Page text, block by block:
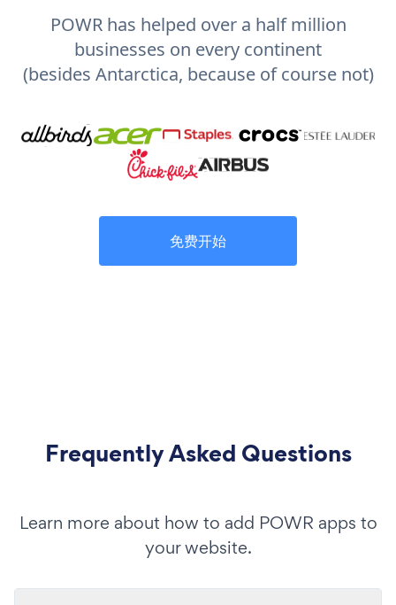
POWR has helped over a half million
businesses on every continent
(besides Antarctica, because of course not)
免费开始
Frequently Asked Questions
Learn more about how to add POWR apps to
your website.